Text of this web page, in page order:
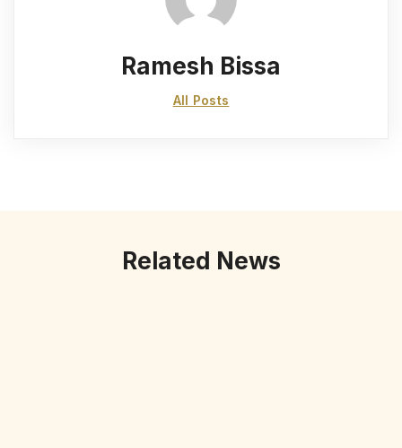
Ramesh Bissa
All Posts
Related News